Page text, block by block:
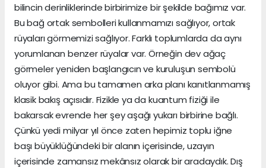
bilincin derinliklerinde birbirimize bir şekilde bağımız var.
Bu bağ ortak sembolleri kullanmamızı sağlıyor, ortak
rüyaları görmemizi sağlıyor. Farklı toplumlarda da aynı
yorumlanan benzer rüyalar var. Örneğin dev ağaç
görmeler yeniden başlangıcın ve kuruluşun sembolü
oluyor gibi. Ama bu tamamen arka planı kanıtlanmamış
klasik bakış açısıdır. Fizikle ya da kuantum fiziği ile
bakarsak evrende her şey aşağı yukarı birbirine bağlı.
Çünkü yedi milyar yıl önce zaten hepimiz toplu iğne
başı büyüklüğündeki bir alanın içerisinde, uzayın
içerisinde zamansız mekânsız olarak bir aradaydık. Dış